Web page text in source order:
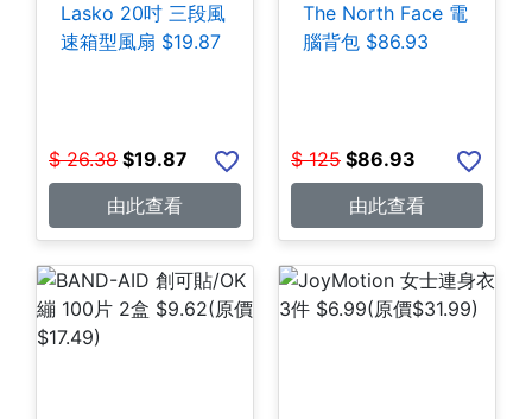
Lasko 20吋 三段風
速箱型風扇 $19.87
$ 26.38 $19.87
由此查看
The North Face 電
腦背包 $86.93
$ 125 $86.93
由此查看